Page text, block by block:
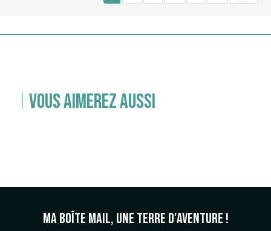
Vous aimerez aussi
Ma boîte mail, une terre d'aventure !